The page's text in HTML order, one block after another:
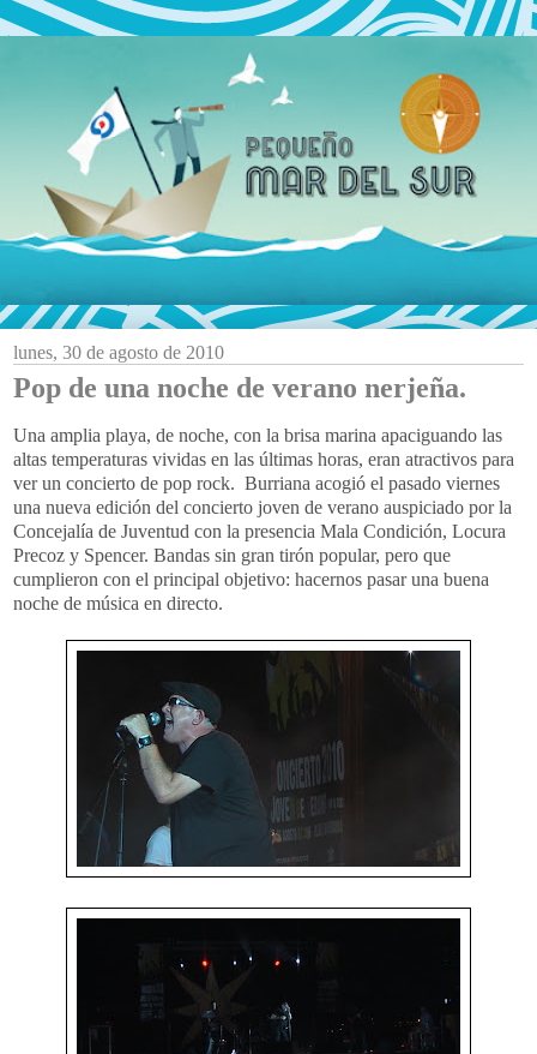
lunes, 30 de agosto de 2010
Pop de una noche de verano nerjeña.
Una amplia playa, de noche, con la brisa marina apaciguando las
altas temperaturas vividas en las últimas horas, eran atractivos para
ver un concierto de pop rock. Burriana acogió el pasado viernes
una nueva edición del concierto joven de verano auspiciado por la
Concejalía de Juventud con la presencia Mala Condición, Locura
Precoz y Spencer. Bandas sin gran tirón popular, pero que
cumplieron con el principal objetivo: hacernos pasar una buena
noche de música en directo.